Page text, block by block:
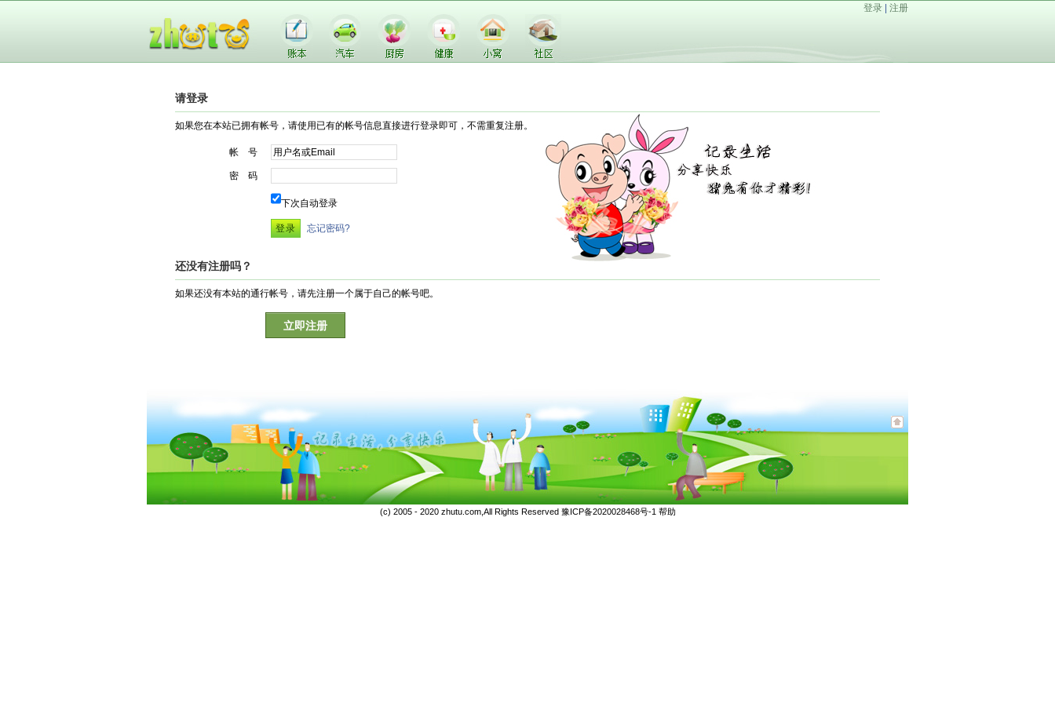
登录 注册
请登录
如果您在本站已拥有帐号，请使用已有的帐号信息直接进行登录即可，不需重复注册。
帐 号
密 码
下次自动登录
忘记密码?
还没有注册吗？
如果还没有本站的通行帐号，请先注册一个属于自己的帐号吧。
立即注册
(c) 2005 - 2020 zhutu.com,All Rights Reserved 豫ICP备2020028468号-1 帮助